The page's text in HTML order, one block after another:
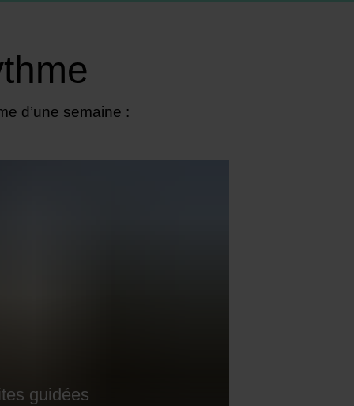
d’une semaine :
guidées